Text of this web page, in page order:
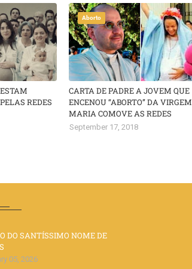
REDES
Aborto
CARTA DE PADRE A JOVEM QUE
ENCENOU “ABORTO” DA VIRGEM
MARIA COMOVE AS REDES
September 17, 2018
DO SANTÍSSIMO NOME DE
05, 2026